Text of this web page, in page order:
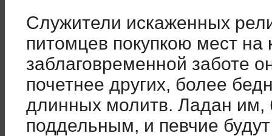
Служители искаженных
питомцев покупкою мест
заблаговременной заботе
почетнее других, более
длинных молитв. Ладан им,
поддельным, и певчие